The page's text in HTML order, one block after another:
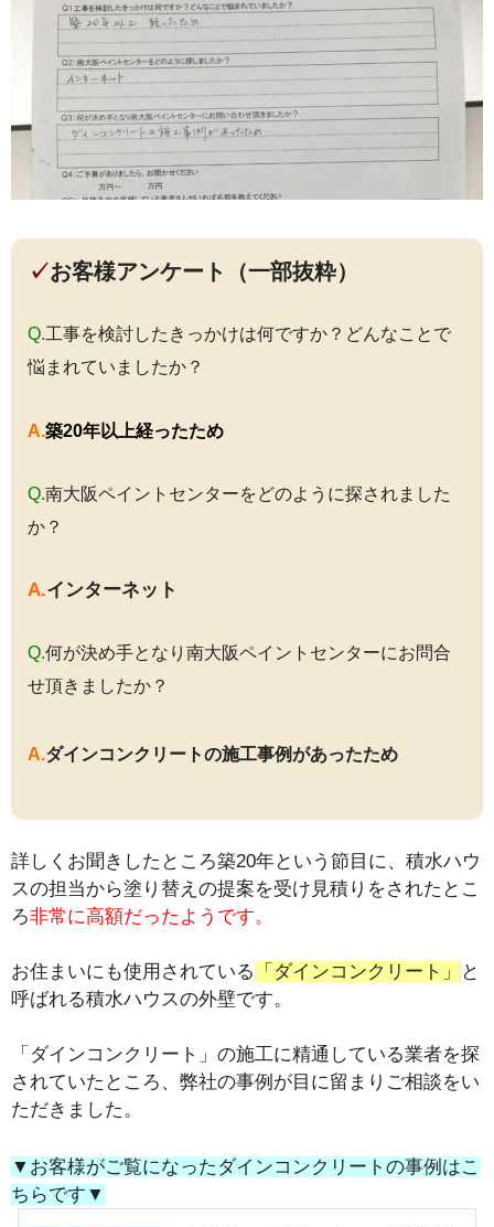
✓お客様アンケート（一部抜粋）
Q.工事を検討したきっかけは何ですか？どんなことで
悩まれていましたか？
A.築20年以上経ったため
Q.南大阪ペイントセンターをどのように探されました
か？
A.インターネット
Q.何が決め手となり南大阪ペイントセンターにお問合
せ頂きましたか？
A.ダインコンクリートの施工事例があったため
詳しくお聞きしたところ築20年という節目に、積水ハウ
スの担当から塗り替えの提案を受け見積りをされたとこ
ろ非常に高額だったようです。
お住まいにも使用されている 「ダインコンクリート」
と
呼ばれる積水ハウスの外壁です。
「ダインコンクリート」の施工に精通している業者を探
されていたところ、弊社の事例が目に留まりご相談をい
ただきました。
▼お客様がご覧になったダインコンクリートの事例はこ
ちらです▼